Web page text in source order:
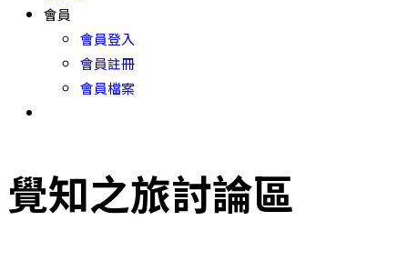
會員
會員登入
會員註冊
會員檔案
覺知之旅討論區